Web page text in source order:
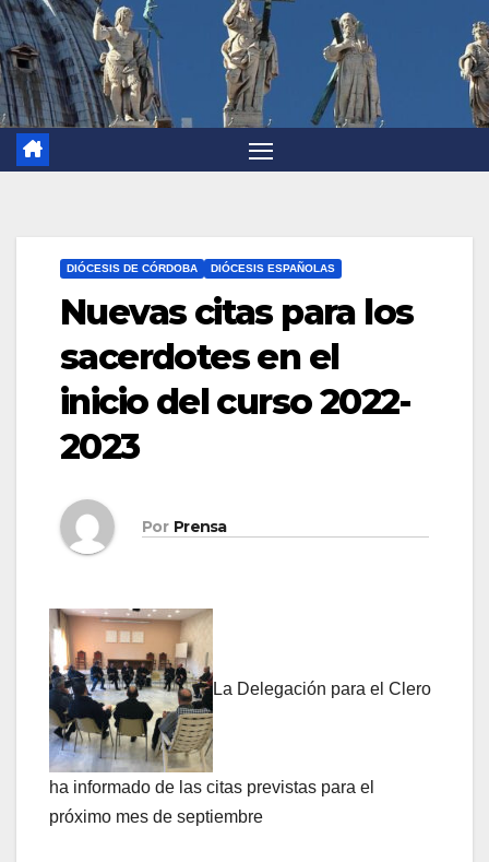
DIÓCESIS DE CÓRDOBA DIÓCESIS ESPAÑOLAS
Nuevas citas para los
sacerdotes en el
inicio del curso 2022-
2023
Por Prensa
La Delegación para el Clero
ha informado de las citas previstas para el
próximo mes de septiembre